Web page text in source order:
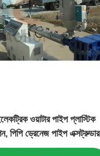
ওয়াটার পাইপ প্লাস্টিক
পিপি ড্রেনেজ পাইপ এক্সট্রুডার